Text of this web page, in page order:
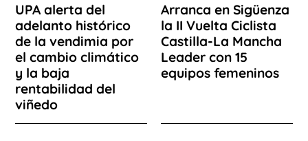
UPA alerta del
adelanto histórico
de la vendimia por
el cambio climático
y la baja
rentabilidad del
viñedo
Arranca en Sigüenza
la II Vuelta Ciclista
Castilla-La Mancha
Leader con 15
equipos femeninos